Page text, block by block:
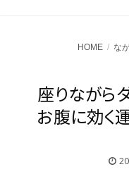
HOME な
座りながら
お腹に効く